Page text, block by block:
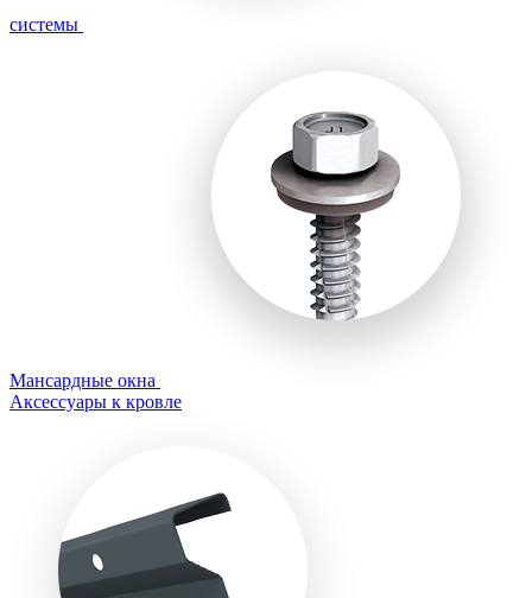
системы
Мансардные окна
Аксессуары к кровле